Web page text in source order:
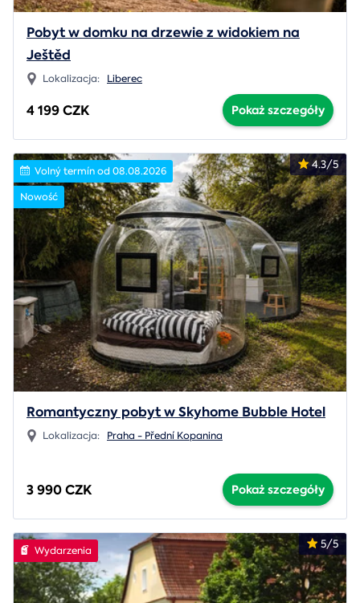
Pobyt w domku na drzewie z widokiem na
Ještěd
Lokalizacja: Liberec
4 199 CZK Pokaż szczegóły
4.3/5
Volný termín od 08.08.2026
Nowość
Romantyczny pobyt w Skyhome Bubble Hotel
Lokalizacja: Praha - Přední Kopanina
3 990 CZK Pokaż szczegóły
5/5
Wydarzenia